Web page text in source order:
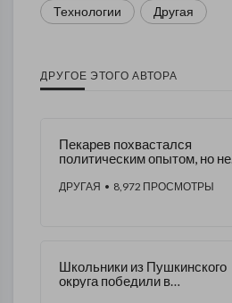
Технологии Другая
ДРУГОЕ ЭТОГО АВТОРА
Пекарев похвастался
политическим опытом, но не
деталей
ДРУГАЯ • 8,972 ПРОСМОТРЫ
Школьники из Пушкинского
округа победили в